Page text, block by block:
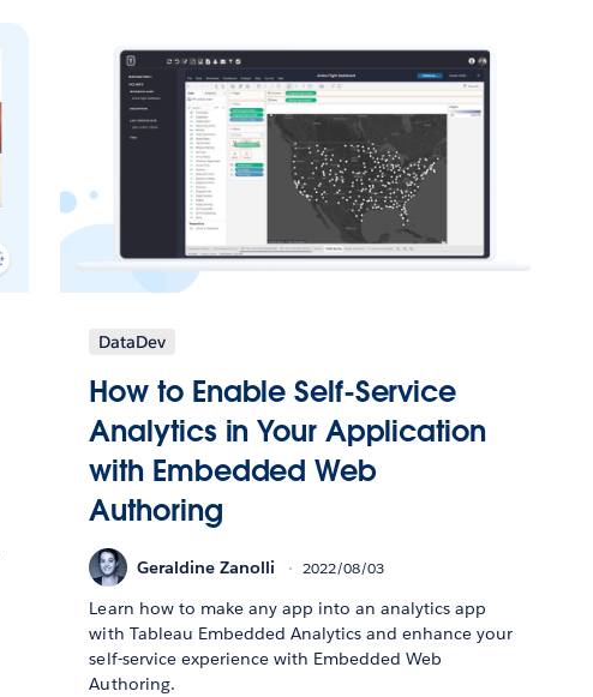
DataDev
How to Enable Self-Service
Analytics in Your Application
with Embedded Web
Authoring
Geraldine Zanolli 2022/08/03
Learn how to make any app into an analytics app
with Tableau Embedded Analytics and enhance your
self-service experience with Embedded Web
Authoring.